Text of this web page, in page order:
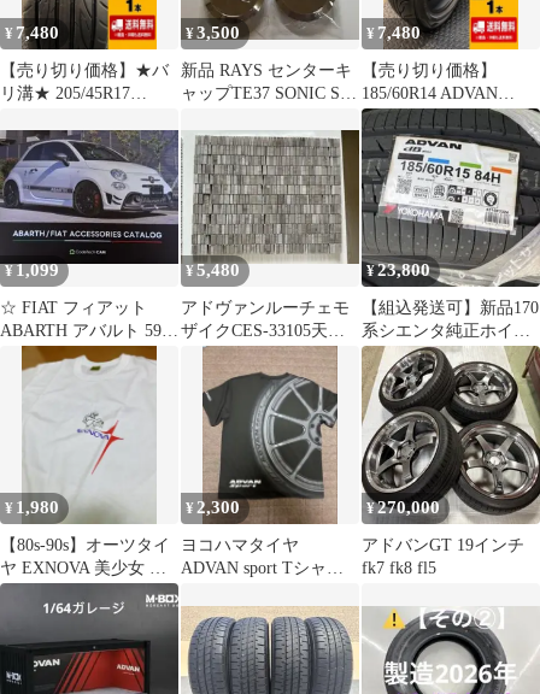
¥ 7,480
【売り切り価格】★バ
リ溝★ 205/45R17
¥3,500
新品 RAYS センターキ
ャップTE37 SONIC SL
¥ 7,480
【売り切り価格】
185/60R14 ADVAN
NEOVA AD08R
¥1,099
☆ FIAT フィアット
ABARTH アバルト 595
他 チューン カタログ
¥5,480
アドヴァンルーチェモ
ザイクCES-33105天然
石モザイクタイル1シー
ト＋端材
¥23,800
【組込発送可】新品170
系シエンタ純正ホイー
ル＆ADVAN dB V553 1
本
¥ 1,980
⁠【80s-90s】オーツタイ
ヤ EXNOVA 美少女 ア
ニメ 企業Tシャツ⁠
¥ 2,300
ヨコハマタイヤ
ADVAN sport Tシャツ L
¥270,000
アドバンGT 19インチ
fk7 fk8 fl5